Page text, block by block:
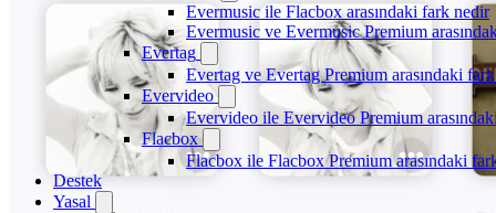
Evermusic ile Flacbox arasındaki fark nedir
Evermusic ve Evermusic Premium
Evertag
Evertag ve Evertag Premium arasındaki
Evervideo
Evervideo ile Evervideo Premium
Flacbox
Flacbox ile Flacbox Premium arasındaki
Destek
Yasal